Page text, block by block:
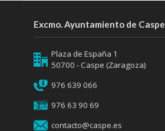
Excmo. Ayuntamiento de Caspe
Plaza de España 1
50700 - Caspe (Zaragoza)
976 639 066
976 63 90 69
contacto@caspe.es